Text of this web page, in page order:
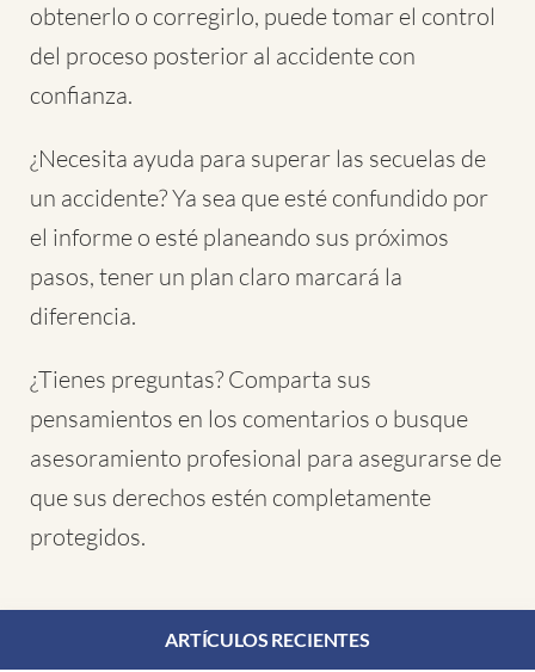
obtenerlo o corregirlo, puede tomar el control
del proceso posterior al accidente con
confianza.
¿Necesita ayuda para superar las secuelas de
un accidente? Ya sea que esté confundido por
el informe o esté planeando sus próximos
pasos, tener un plan claro marcará la
diferencia.
¿Tienes preguntas? Comparta sus
pensamientos en los comentarios o busque
asesoramiento profesional para asegurarse de
que sus derechos estén completamente
protegidos.
ARTÍCULOS RECIENTES